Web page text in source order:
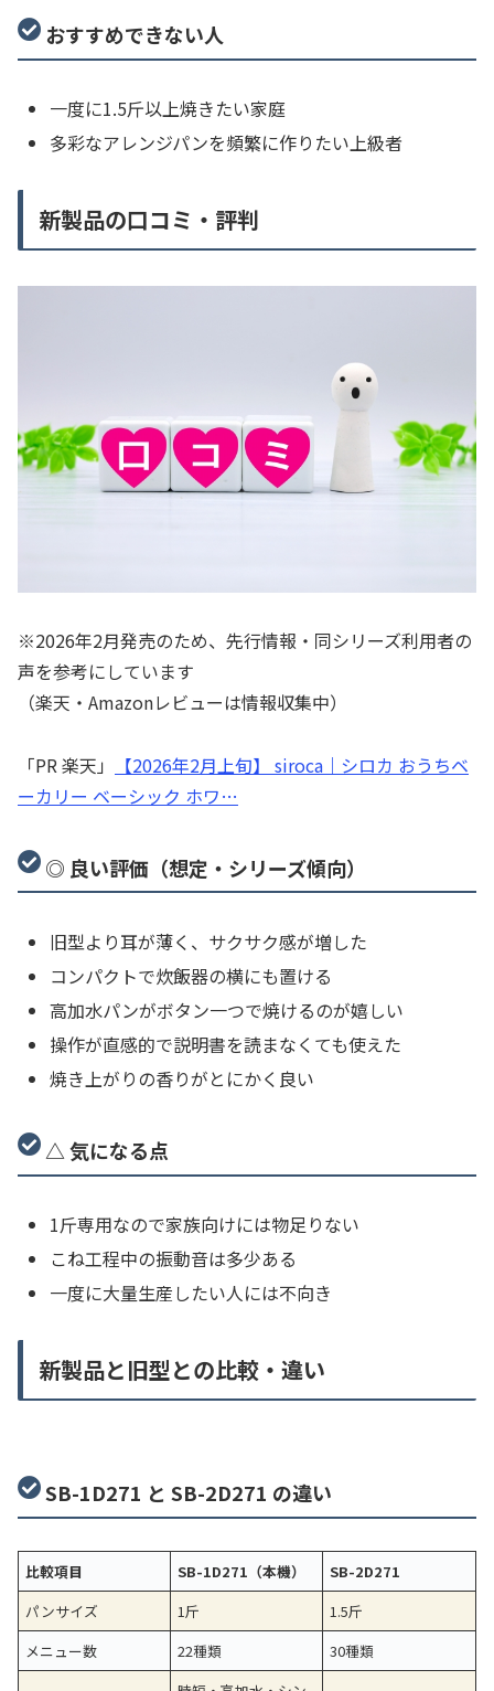
おすすめできない人
一度に1.5斤以上焼きたい家庭
多彩なアレンジパンを頻繁に作りたい上級者
新製品の口コミ・評判
※2026年2月発売のため、先行情報・同シリーズ利用者の
声を参考にしています
（楽天・Amazonレビューは情報収集中）
「PR 楽天」
【2026年2月上旬】 siroca｜シロカ おうちベ
ーカリー ベーシック ホワ…
◎ 良い評価（想定・シリーズ傾向）
旧型より耳が薄く、サクサク感が増した
コンパクトで炊飯器の横にも置ける
高加水パンがボタン一つで焼けるのが嬉しい
操作が直感的で説明書を読まなくても使えた
焼き上がりの香りがとにかく良い
△ 気になる点
1斤専用なので家族向けには物足りない
こね工程中の振動音は多少ある
一度に大量生産したい人には不向き
新製品と旧型との比較・違い
SB-1D271 と SB-2D271 の違い
比較項目 SB-1D271（本機）
SB-2D271
パンサイズ
1斤
1.5斤
メニュー数
22種類
30種類